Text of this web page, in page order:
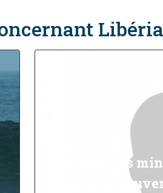
Libéria
Comment les
commerce